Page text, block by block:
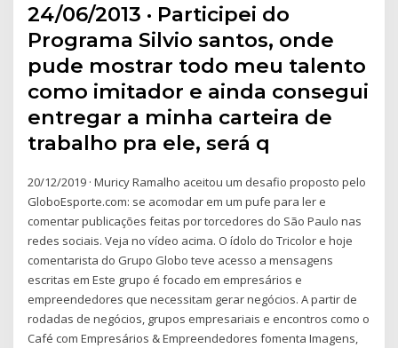
24/06/2013 · Participei do
Programa Silvio santos, onde
pude mostrar todo meu talento
como imitador e ainda consegui
entregar a minha carteira de
trabalho pra ele, será q
20/12/2019 · Muricy Ramalho aceitou um desafio proposto pelo
GloboEsporte.com: se acomodar em um pufe para ler e
comentar publicações feitas por torcedores do São Paulo nas
redes sociais. Veja no vídeo acima. O ídolo do Tricolor e hoje
comentarista do Grupo Globo teve acesso a mensagens
escritas em Este grupo é focado em empresários e
empreendedores que necessitam gerar negócios. A partir de
rodadas de negócios, grupos empresariais e encontros como o
Café com Empresários & Empreendedores fomenta Imagens,